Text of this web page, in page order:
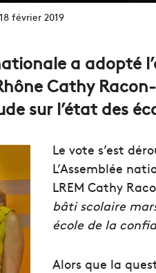
18 février 2019
a adopté
Cathy
sur l’état des
Le vote s’est
L’Assemblée
LREM Cathy
bâti scolaire
école de la
Alors que la